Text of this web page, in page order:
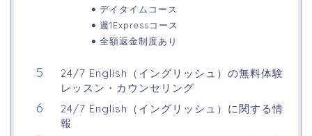
デイタイムコース
週1Expressコース
全額返金制度あり
24/7 English（イングリッシュ）の無料体験
レッスン・カウンセリング
24/7 English（イングリッシュ）に関する情
報